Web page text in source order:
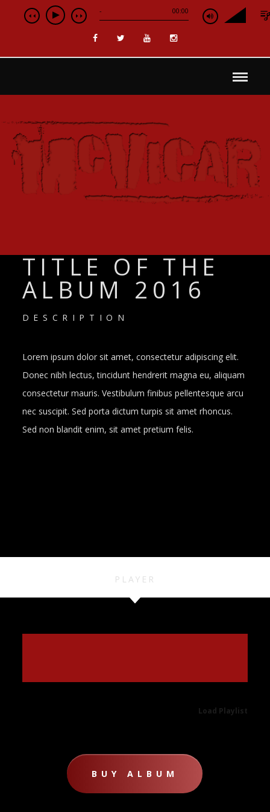
- 00:00
TITLE OF THE
ALBUM 2016
DESCRIPTION
Lorem ipsum dolor sit amet, consectetur adipiscing elit.
Donec nibh lectus, tincidunt hendrerit magna eu, aliquam
consectetur mauris. Vestibulum finibus pellentesque arcu
nec suscipit. Sed porta dictum turpis sit amet rhoncus.
Sed non blandit enim, sit amet pretium felis.
PLAYER
Load Playlist
BUY ALBUM